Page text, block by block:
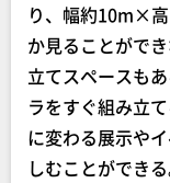
り、幅約10m×
か見ることがで
立てスペースも
ラをすぐ組み立
に変わる展示や
しむことができる